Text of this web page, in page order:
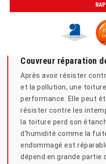
Couvreur réparation
Après avoir résister
et la pollution, une
performance. Elle peut
résister contre les
la toiture perd son
d’humidité comme la
endommagé est
dépend en grande partie